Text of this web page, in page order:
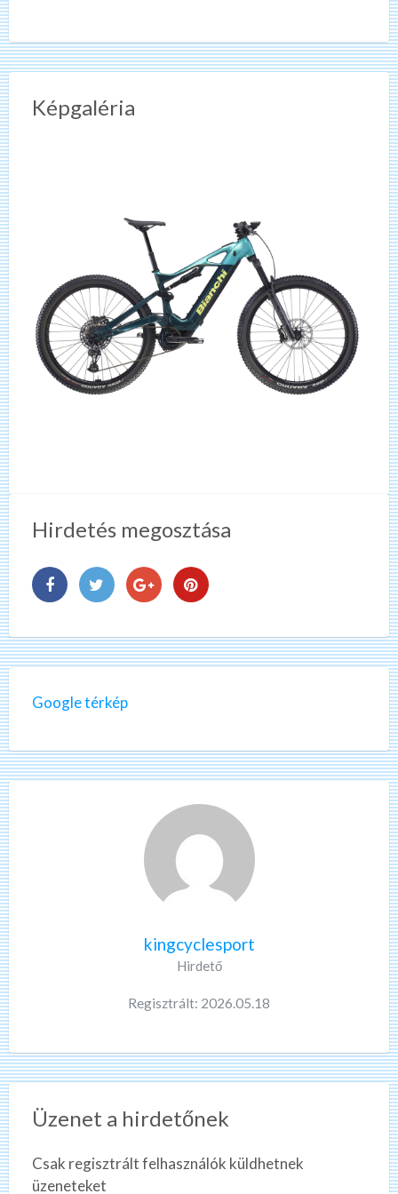
Képgaléria
Hirdetés megosztása
Google térkép
kingcyclesport
Hirdető
Regisztrált: 2026.05.18
Üzenet a hirdetőnek
Csak regisztrált felhasználók küldhetnek
üzeneteket